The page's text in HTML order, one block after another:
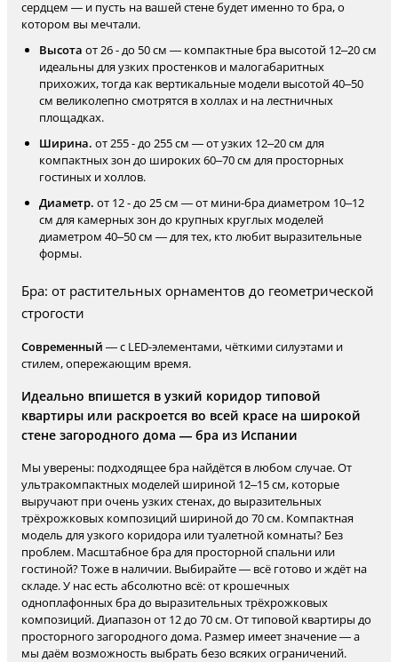
сердцем — и пусть на вашей стене будет именно то бра, о
котором вы мечтали.
Высота от 26 - до 50 см — компактные бра высотой 12–20 см
идеальны для узких простенков и малогабаритных
прихожих, тогда как вертикальные модели высотой 40–50
см великолепно смотрятся в холлах и на лестничных
площадках.
Ширина. от 255 - до 255 см — от узких 12–20 см для
компактных зон до широких 60–70 см для просторных
гостиных и холлов.
Диаметр. от 12 - до 25 см — от мини-бра диаметром 10–12
см для камерных зон до крупных круглых моделей
диаметром 40–50 см — для тех, кто любит выразительные
формы.
Бра: от растительных орнаментов до геометрической
строгости
Современный — с LED-элементами, чёткими силуэтами и
стилем, опережающим время.
Идеально впишется в узкий коридор типовой
квартиры или раскроется во всей красе на широкой
стене загородного дома — бра из Испании
Мы уверены: подходящее бра найдётся в любом случае. От
ультракомпактных моделей шириной 12–15 см, которые
выручают при очень узких стенах, до выразительных
трёхрожковых композиций шириной до 70 см. Компактная
модель для узкого коридора или туалетной комнаты? Без
проблем. Масштабное бра для просторной спальни или
гостиной? Тоже в наличии. Выбирайте — всё готово и ждёт на
складе. У нас есть абсолютно всё: от крошечных
одноплафонных бра до выразительных трёхрожковых
композиций. Диапазон от 12 до 70 см. От типовой квартиры до
просторного загородного дома. Размер имеет значение — а
мы даём возможность выбрать безо всяких ограничений.